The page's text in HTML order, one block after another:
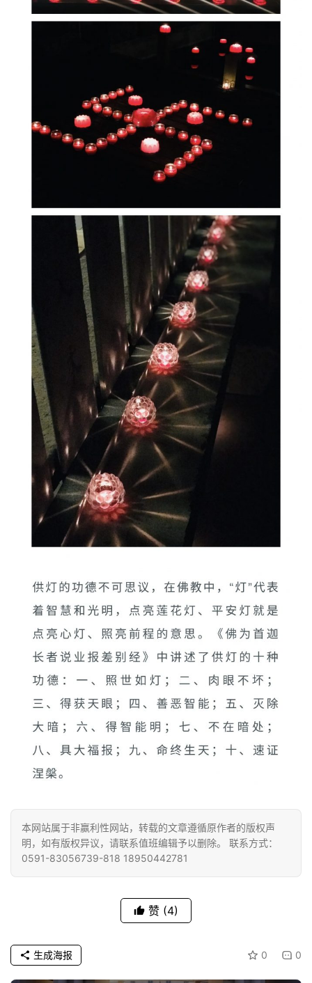
本网站属于非赢利性网站，转载的文章遵循原作者的版权声
明，如有版权异议，请联系值班编辑予以删除。 联系方式：
0591-83056739-818 18950442781
赞 (4)
0 0
生成海报